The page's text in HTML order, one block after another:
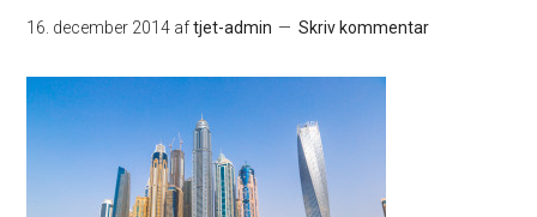
16. december 2014 aftjet-admin Skriv kommentar